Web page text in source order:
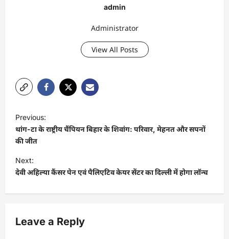
admin
Administrator
View All Posts
o
s
t
n
a
i
Previous:
थांग-टा के राष्ट्रीय चैंपियन बिहार के शिवांग: परिवार, मेहनत और सपनों
की जीत
Next:
देवी अहिल्या कैंसर पेन एवं पैलिएटिव केयर सेंटर का दिल्ली में होगा लॉन्च
Leave a Reply